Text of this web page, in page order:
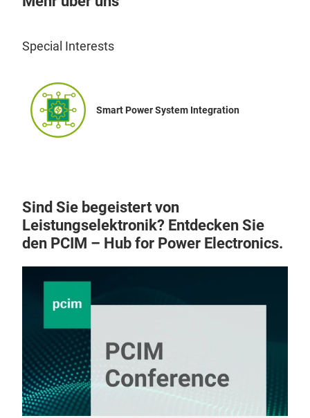
Special Interests
Smart Power System Integration
Sind Sie begeistert von
Leistungselektronik? Entdecken Sie
den PCIM – Hub for Power Electronics.